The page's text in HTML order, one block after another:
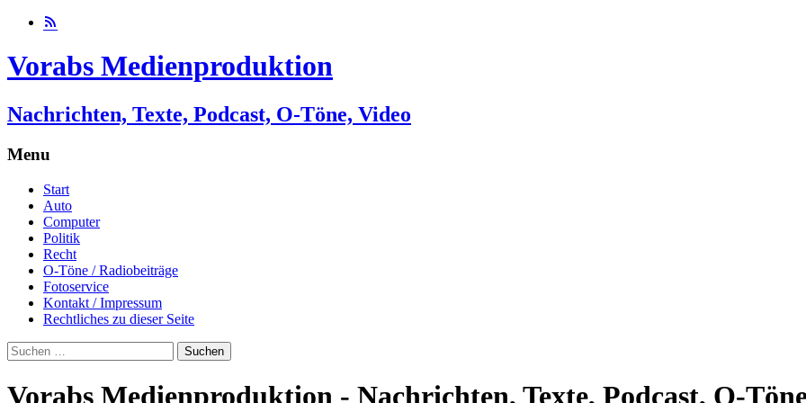
Vorabs Medienproduktion
Nachrichten, Texte, Podcast, O-Töne, Video
Menu
Skip
content
Start
Auto
Computer
Politik
Recht
O-Töne / Radiobeiträge
Fotoservice
Kontakt / Impressum
Rechtliches zu dieser Seite
Suchen
nach:
Vorabs Medienproduktion - Nachrichten, Texte, Podcast, O-